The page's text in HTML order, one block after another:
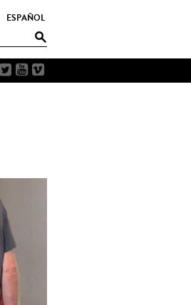
ESPAÑOL